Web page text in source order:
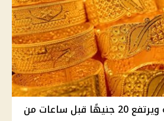
عيار 21 يقلب اتجاهه ويرتفع 20 جنيهًا قبل ساعات من